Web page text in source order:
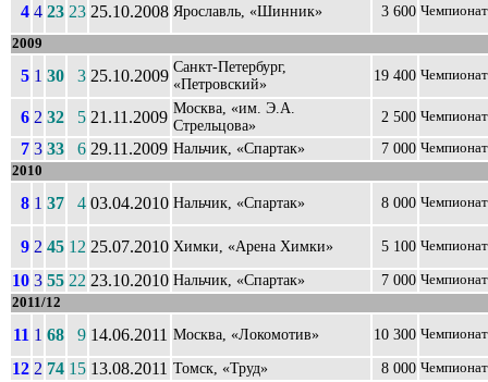
4 4 23 23 25.10.2008 Ярославль, «Шинник» 3 600 Чемпионат
2009
5 1 30 3 25.10.2009 Санкт-Петербург,
«Петровский»
19 400 Чемпионат
6 2 32 5 21.11.2009 Москва, «им. Э.А.
Стрельцова»
2 500 Чемпионат
7 3 33 6 29.11.2009 Нальчик, «Спартак» 7 000 Чемпионат
2010
8 1 37 4 03.04.2010 Нальчик, «Спартак» 8 000 Чемпионат
9 2 45 12 25.07.2010 Химки, «Арена Химки» 5 100 Чемпионат
10 3 55 22 23.10.2010 Нальчик, «Спартак» 7 000 Чемпионат
2011/12
11 1 68 9 14.06.2011 Москва, «Локомотив» 10 300 Чемпионат
12 2 74 15 13.08.2011 Томск, «Труд» 8 000 Чемпионат